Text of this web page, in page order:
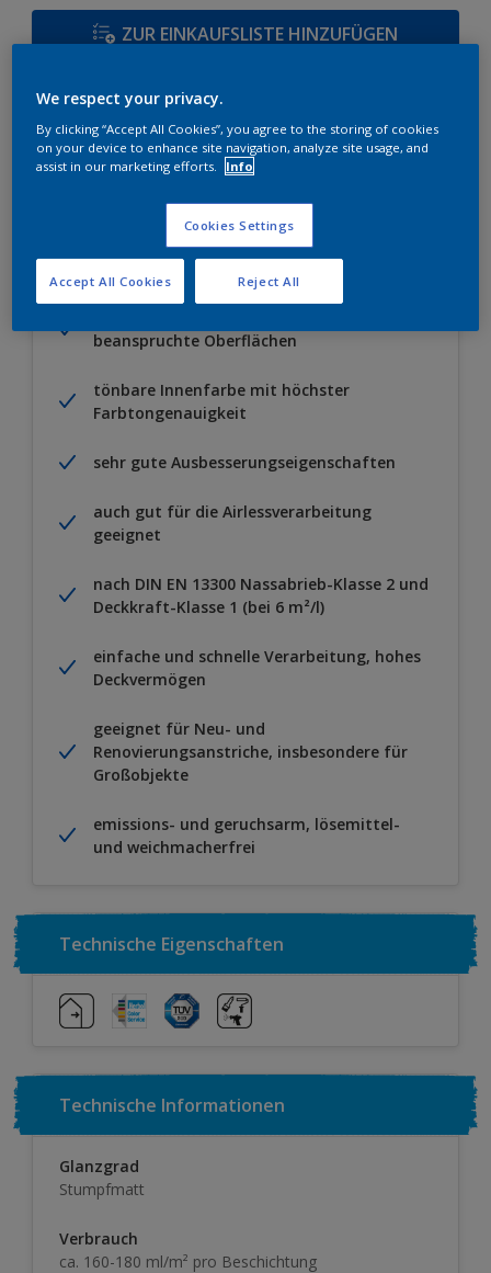
ZUR EINKAUFSLISTE HINZUFÜGEN
Zu Projekt hinzufügen EINEN HÄNDLER FINDEN
Besondere Merkmale
beanspruchte Oberflächen
tönbare Innenfarbe mit höchster
Farbtongenauigkeit
sehr gute Ausbesserungseigenschaften
auch gut für die Airlessverarbeitung
geeignet
nach DIN EN 13300 Nassabrieb-Klasse 2 und
Deckkraft-Klasse 1 (bei 6 m²/l)
einfache und schnelle Verarbeitung, hohes
Deckvermögen
geeignet für Neu- und
Renovierungsanstriche, insbesondere für
Großobjekte
emissions- und geruchsarm, lösemittel-
und weichmacherfrei
Technische Eigenschaften
Technische Informationen
Glanzgrad
Stumpfmatt
Verbrauch
ca. 160-180 ml/m² pro Beschichtung
We respect your privacy.
By clicking “Accept All Cookies”, you agree to the storing of cookies
on your device to enhance site navigation, analyze site usage, and
assist in our marketing efforts.
Info
Cookies Settings
Reject All
Accept All Cookies